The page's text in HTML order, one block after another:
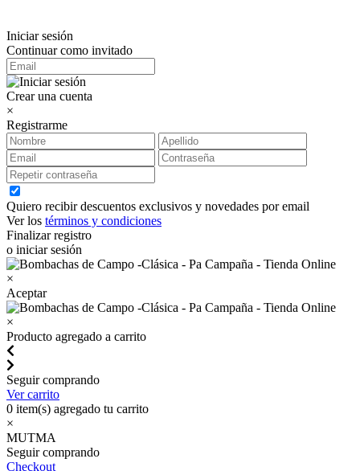
Iniciar sesión
Continuar como invitado
Crear una cuenta
×
Registrarme
Quiero recibir descuentos exclusivos y novedades por email
Ver los términos y condiciones
Finalizar registro
o iniciar sesión
×
Aceptar
×
Producto agregado a carrito
Seguir comprando
Ver carrito
0 item(s) agregado tu carrito
×
MUTMA
Seguir comprando
Checkout